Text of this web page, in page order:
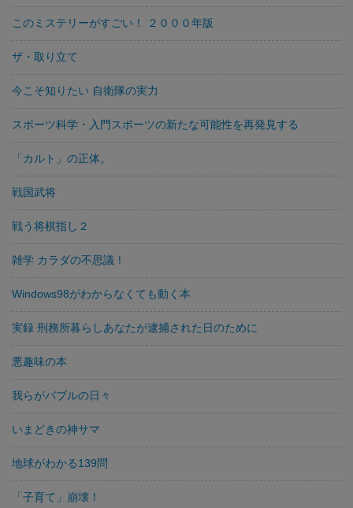
このミステリーがすごい！ ２０００年版
ザ・取り立て
今こそ知りたい 自衛隊の実力
スポーツ科学・入門スポーツの新たな可能性を再発見する
「カルト」の正体。
戦国武将
戦う将棋指し２
雑学 カラダの不思議！
Windows98がわからなくても動く本
実録 刑務所暮らしあなたが逮捕された日のために
悪趣味の本
我らがバブルの日々
いまどきの神サマ
地球がわかる139問
「子育て」崩壊！